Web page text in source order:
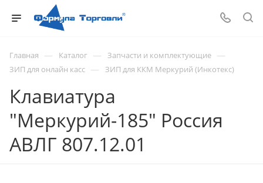
Главная — Каталог — Запчасти и комплектующие —
ЗИП для онлайн касс — ЗИП для ККМ Меркурий (Инкотекс)
Клавиатура
"Меркурий-185" Россия
АВЛГ 807.12.01